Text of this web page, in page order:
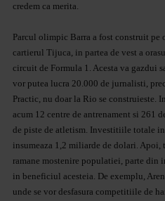
credem ca merita.
Parcul olimpic Barra a fost construit pe
cartierul Tijuca, in partea de vest a
circuit de Formula 1. Acesta va gazdui
vor putea lucra 20.000 de jurnalisti,
Practic, nu doar la Rio se construieste.
acum 12 centre de antrenament si 261
de piste de atletism. Investitiile totale
insumeaza 1,2 miliarde de dolari.
ramane mostenire populatiei, parte din
in beneficiul acesteia. De exemplu,
unde se vor desfasura competitiile de